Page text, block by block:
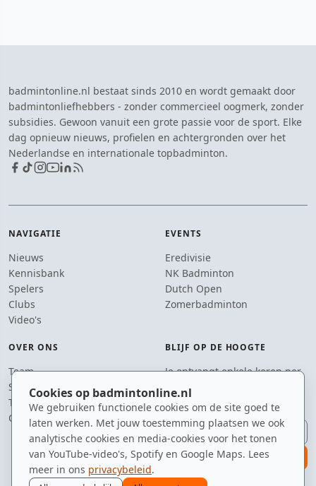
Cookies op badmintonline.nl
We gebruiken functionele cookies om de site goed te
laten werken. Met jouw toestemming plaatsen we ook
analytische cookies en media-cookies voor het tonen
van YouTube-video's, Spotify en Google Maps. Lees
meer in ons privacybeleid.
badmintonline.nl bestaat sinds 2010 en wordt gemaakt door
badmintonliefhebbers - zonder commercieel oogmerk, zonder
subsidies. Gewoon vanuit een grote passie voor de sport. Elke
dag opnieuw nieuws, profielen en achtergronden over het
Nederlandse en internationale topbadminton.
NAVIGATIE
Nieuws
Kennisbank
Spelers
Clubs
Video's
EVENTS
Eredivisie
NK Badminton
Dutch Open
Zomerbadminton
OVER ONS
Team
Supporters
Tip de redactie
Contact
BLIJF OP DE HOOGTE
Je ontvangt enkele keren per
jaar een e-mail met het
laatste badmintonnieuws.
E-mailadres
aanmelden